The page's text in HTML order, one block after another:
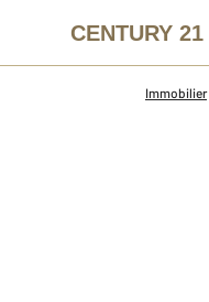
CENTURY 21
Immobilier